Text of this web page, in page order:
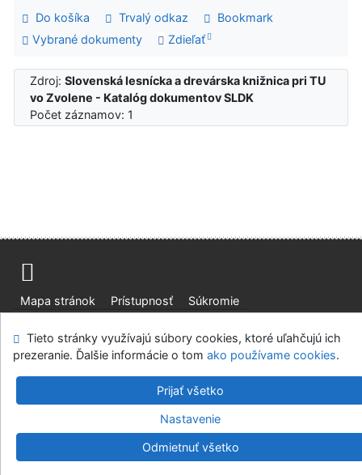
Do košíka Trvalý odkaz
Bookmark
Vybrané dokumenty
Zdieľať
Zdroj:Slovenská lesnícka a drevárska knižnica pri TU
vo Zvolene - Katalóg dokumentov SLDK
Počet záznamov: 1
Mapa stránok Prístupnosť
Súkromie
Slovenská lesnícka a drevárska knižnica pri Technickej
univerzite vo Zvolene
©1993-2026IPACv.4.8.63a-Cosmotron Slovakia, s.r.o.
Tieto stránky využívajú súbory cookies, ktoré uľahčujú ich
prezeranie. Ďalšie informácie o tom ako používame cookies.
Prijať všetko
Nastavenie
Odmietnuť všetko